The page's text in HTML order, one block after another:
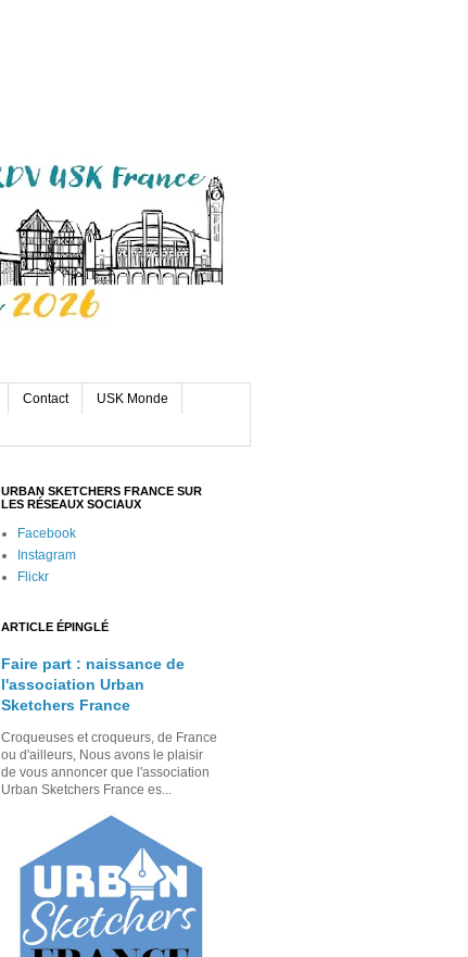
Contact USK Monde
URBAN SKETCHERS FRANCE SUR
LES RÉSEAUX SOCIAUX
Facebook
Instagram
Flickr
ARTICLE ÉPINGLÉ
Faire part : naissance de
l'association Urban
Sketchers France
Croqueuses et croqueurs, de France
ou d'ailleurs, Nous avons le plaisir
de vous annoncer que l'association
Urban Sketchers France es...